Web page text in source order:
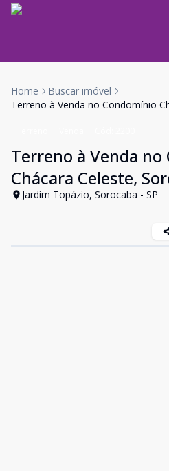
Home
Buscar imóvel
Terreno à Venda no Condomínio
Terreno à Venda
Chácara Celeste,
Jardim Topázio, Sorocaba - SP